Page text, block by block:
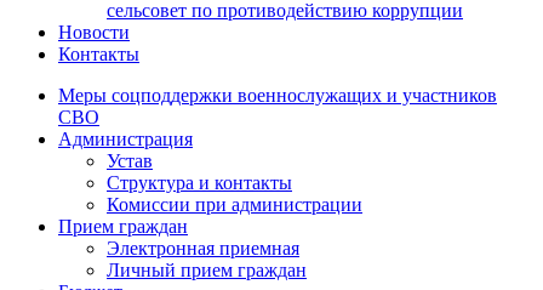
сельсовет по противодействию коррупции
Новости
Контакты
Меры соцподдержки военнослужащих и участников
СВО
Администрация
Устав
Структура и контакты
Комиссии при администрации
Прием граждан
Электронная приемная
Личный прием граждан